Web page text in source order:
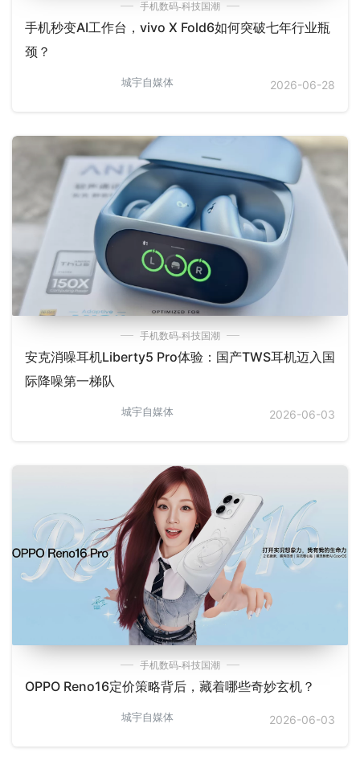
手机数码-科技国潮
手机秒变AI工作台，vivo X Fold6如何突破七年行业瓶
颈？
城宇自媒体 2026-06-28
手机数码-科技国潮
安克消噪耳机Liberty5 Pro体验：国产TWS耳机迈入国
际降噪第一梯队
城宇自媒体 2026-06-03
手机数码-科技国潮
OPPO Reno16定价策略背后，藏着哪些奇妙玄机？
城宇自媒体 2026-06-03